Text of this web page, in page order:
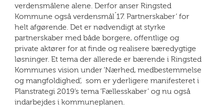
verdensmålene alene. Derfor anser Ringsted
Kommune også verdensmål ́17. Partnerskaber’ for
helt afgørende. Det er nødvendigt at styrke
partnerskaber med både borgere, offentlige og
private aktører for at finde og realisere bæredygtige
løsninger. Et tema der allerede er bærende i Ringsted
Kommunes vision under ’Nærhed, medbestemmelse
og mangfoldighed’, som er yderligere manifesteret i
Planstrategi 2019’s tema ’Fællesskaber’ og nu også
indarbejdes i kommuneplanen.